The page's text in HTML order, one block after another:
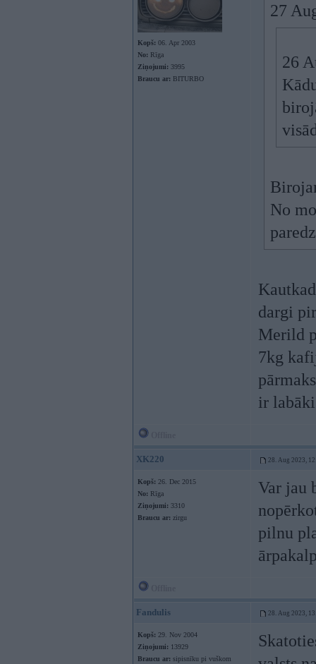
Kopš: 06. Apr 2003
No: Rīga
Ziņojumi: 3995
Braucu ar: BITURBO
27
26
No
dargi
Merild
7kg
ir
XK220 28. Aug 2023,
Kopš: 26. Dec 2015
No: Rīga
Ziņojumi: 3310
Braucu ar: zirgu
Var jau
pilnu
Fandulis 28. Aug 2023,
Kopš: 29. Nov 2004
Ziņojumi: 13929
Braucu ar: sipisnīku pi vuškom